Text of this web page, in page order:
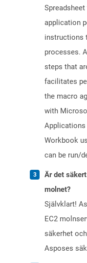
application
instructions
processes.
steps that
facilitates
the macro
with
Applications
Workbook
can be run/
Är det
molnet?
Självklart!
EC2
säkerhet
Asposes